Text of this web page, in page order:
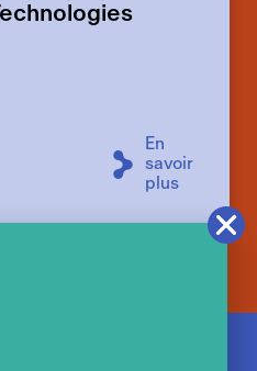
En
savoir
plus